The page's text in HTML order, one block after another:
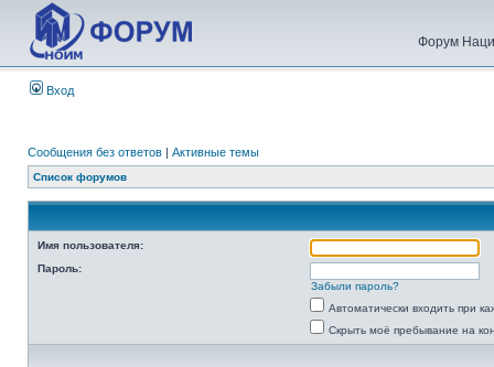
Форум
Вход
Сообщения без ответов | Активные темы
Список форумов
Имя пользователя:
Пароль:
Забыли пароль?
Автоматически входить при
Скрыть моё пребывание на